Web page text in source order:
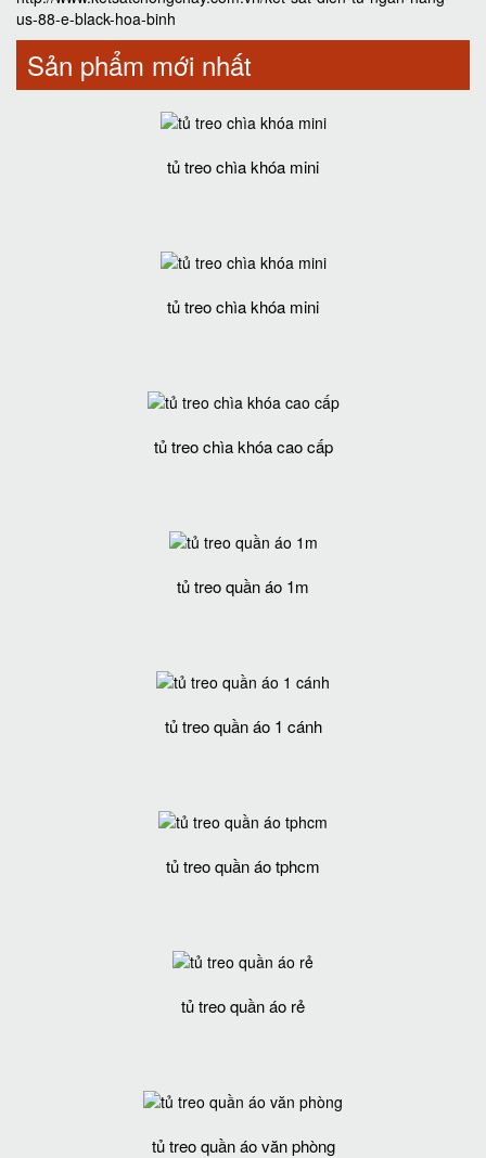
us-88-e-black-hoa-binh
Sản phẩm mới nhất
tủ treo chìa khóa mini
tủ treo chìa khóa mini
tủ treo chìa khóa cao cấp
tủ treo quần áo 1m
tủ treo quần áo 1 cánh
tủ treo quần áo tphcm
tủ treo quần áo rẻ
tủ treo quần áo văn phòng